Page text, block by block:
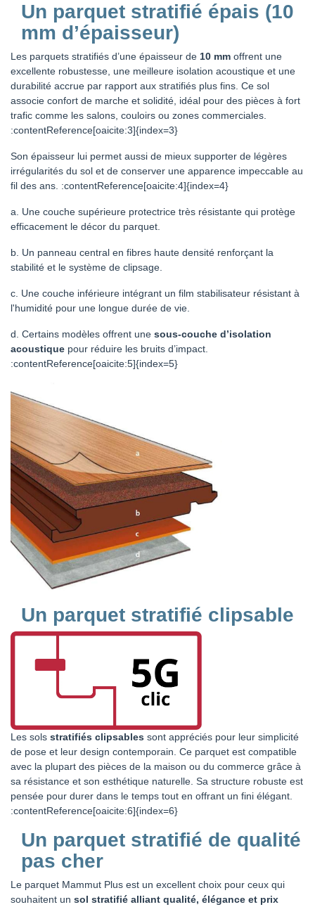
Un parquet stratifié épais (10
mm d’épaisseur)
Les parquets stratifiés d’une épaisseur de 10 mm offrent une
excellente robustesse, une meilleure isolation acoustique et une
durabilité accrue par rapport aux stratifiés plus fins. Ce sol
associe confort de marche et solidité, idéal pour des pièces à fort
trafic comme les salons, couloirs ou zones commerciales.
:contentReference[oaicite:3]{index=3}
Son épaisseur lui permet aussi de mieux supporter de légères
irrégularités du sol et de conserver une apparence impeccable au
fil des ans. :contentReference[oaicite:4]{index=4}
a. Une couche supérieure protectrice très résistante qui protège
efficacement le décor du parquet.
b. Un panneau central en fibres haute densité renforçant la
stabilité et le système de clipsage.
c. Une couche inférieure intégrant un film stabilisateur résistant à
l'humidité pour une longue durée de vie.
d. Certains modèles offrent une sous‑couche d’isolation
acoustique pour réduire les bruits d’impact.
:contentReference[oaicite:5]{index=5}
Un parquet stratifié clipsable
Les sols stratifiés clipsables sont appréciés pour leur simplicité
de pose et leur design contemporain. Ce parquet est compatible
avec la plupart des pièces de la maison ou du commerce grâce à
sa résistance et son esthétique naturelle. Sa structure robuste est
pensée pour durer dans le temps tout en offrant un fini élégant.
:contentReference[oaicite:6]{index=6}
Un parquet stratifié de qualité
pas cher
Le parquet Mammut Plus est un excellent choix pour ceux qui
souhaitent un sol stratifié alliant qualité, élégance et prix